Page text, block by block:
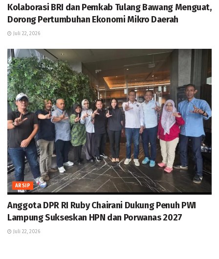
Kolaborasi BRI dan Pemkab Tulang Bawang Menguat,
Dorong Pertumbuhan Ekonomi Mikro Daerah
Juli 22, 2026
ARSIP
Anggota DPR RI Ruby Chairani Dukung Penuh PWI
Lampung Sukseskan HPN dan Porwanas 2027
Juli 22, 2026